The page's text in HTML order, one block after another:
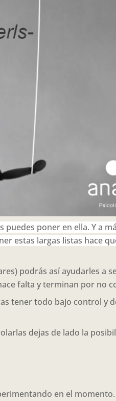
poner en ella. Y a
estas largas listas hace
podrás así ayudarles a
falta y terminan por no
tener todo bajo control y
dejas de lado la
en el